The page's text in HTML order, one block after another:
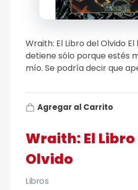
Wraith: El
Olvido
Libros
Wraith: El Libro del Olvido
detiene sólo porque estés
mío. Se podría decir que
Agregar al Carrito